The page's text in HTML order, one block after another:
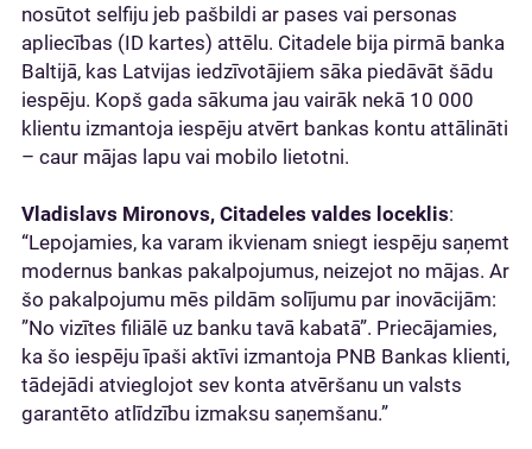
nosūtot selfiju jeb pašbildi ar pases vai personas
apliecības (ID kartes) attēlu. Citadele bija pirmā banka
Baltijā, kas Latvijas iedzīvotājiem sāka piedāvāt šādu
iespēju. Kopš gada sākuma jau vairāk nekā 10 000
klientu izmantoja iespēju atvērt bankas kontu attālināti
– caur mājas lapu vai mobilo lietotni.
Vladislavs Mironovs, Citadeles valdes loceklis:
“Lepojamies, ka varam ikvienam sniegt iespēju saņemt
modernus bankas pakalpojumus, neizejot no mājas. Ar
šo pakalpojumu mēs pildām solījumu par inovācijām:
”No vizītes filiālē uz banku tavā kabatā”. Priecājamies,
ka šo iespēju īpaši aktīvi izmantoja PNB Bankas klienti,
tādejādi atvieglojot sev konta atvēršanu un valsts
garantēto atlīdzību izmaksu saņemšanu.”